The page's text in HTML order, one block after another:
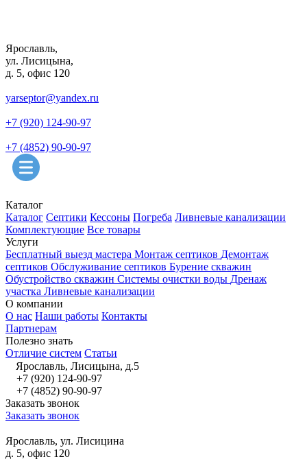
Ярославль,
ул. Лисицына,
д. 5, офис 120
yarseptor@yandex.ru
+7 (920) 124-90-97
+7 (4852) 90-90-97
Каталог
Каталог Септики Кессоны Погреба Ливневые канализации
Комплектующие Все товары
Услуги
Бесплатный выезд мастера Монтаж септиков Демонтаж
септиков Обслуживание септиков Бурение скважин
Обустройство скважин Системы очистки воды Дренаж
участка Ливневые канализации
О компании
О нас Наши работы Контакты
Партнерам
Полезно знать
Отличие систем Статьи
Ярославль, Лисицына, д.5
+7 (920) 124-90-97
+7 (4852) 90-90-97
Заказать звонок
Заказать звонок
Ярославль, ул. Лисицина
д. 5, офис 120